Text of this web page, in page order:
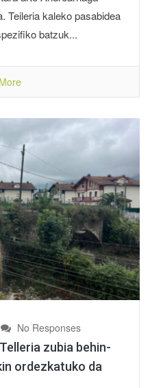
Teileria kaleko pasabidea
batzuk...
No Responses
zubia behin-
ordezkatuko da